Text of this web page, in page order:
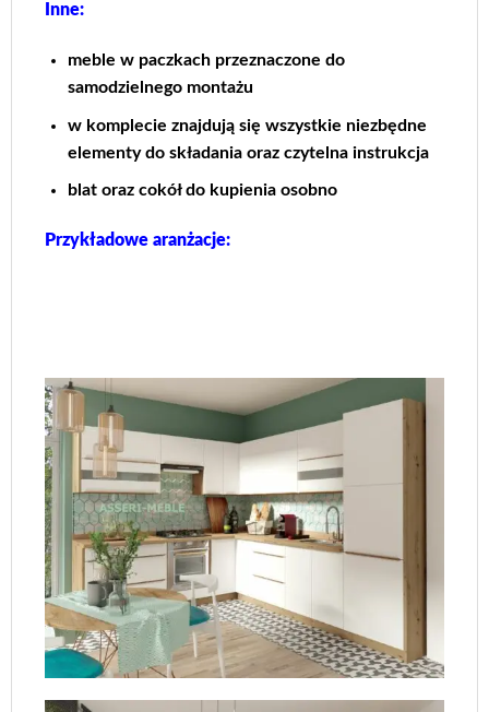
Inne:
meble w paczkach przeznaczone do
samodzielnego montażu
w komplecie znajdują się wszystkie niezbędne
elementy do składania oraz czytelna instrukcja
blat oraz cokół do kupienia osobno
Przykładowe aranżacje: